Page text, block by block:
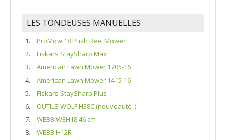
LES TONDEUSES MANUELLES
ProMow 18 Push Reel Mower
Fiskars StaySharp Max
American Lawn Mower 1705-16
American Lawn Mower 1415-16
Fiskars StaySharp Plus
OUTILS WOLF H38C (nouveauté !)
WEBB WEH18 46 cm
WEBB H12R